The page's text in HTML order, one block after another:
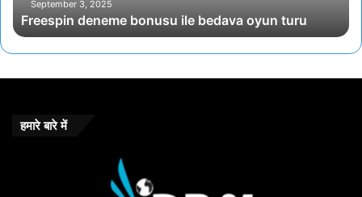
September 3, 2025
Freespin deneme bonusu ile bedava oyun turu
हमारे बारे में